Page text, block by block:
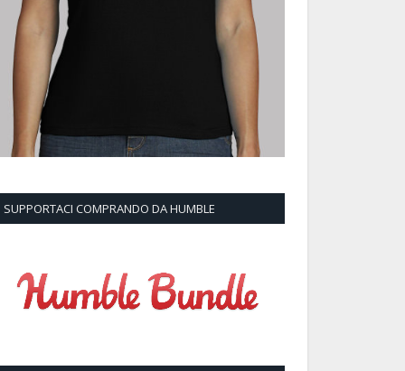
SUPPORTACI COMPRANDO DA HUMBLE